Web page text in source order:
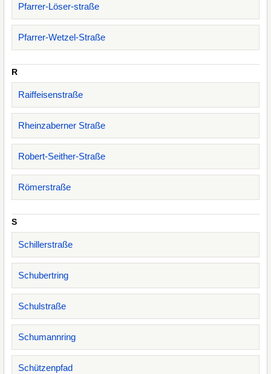
Pfarrer-Löser-straße
Pfarrer-Wetzel-Straße
R
Raiffeisenstraße
Rheinzaberner Straße
Robert-Seither-Straße
Römerstraße
S
Schillerstraße
Schubertring
Schulstraße
Schumannring
Schützenpfad